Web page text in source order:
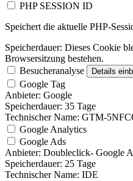
PHP SESSION ID
Speichert die aktuelle PHP-
Speicherdauer: Dieses Cookie
Browsersitzung bestehen.
Besucheranalyse
Details
Google Tag
Anbieter: Google
Speicherdauer: 35 Tage
Technischer Name: GTM-
Google Analytics
Google Ads
Anbieter: Doubleclick- Google
Speicherdauer: 25 Tage
Technischer Name: IDE